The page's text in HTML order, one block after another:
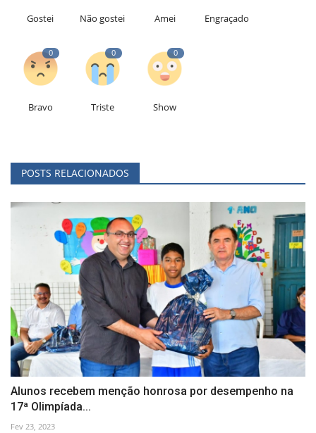
Gostei Não gostei Amei Engraçado
0
Bravo
0
Triste
0
Show
POSTS RELACIONADOS
Alunos recebem menção honrosa por desempenho na
17ª Olimpíada...
Fev 23, 2023